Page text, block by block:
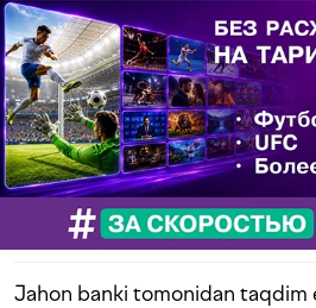
Jahon banki tomonidan taqdim